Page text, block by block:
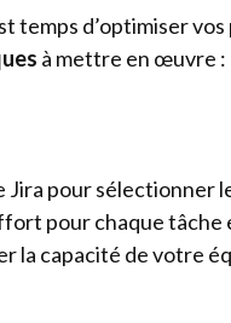
temps d’optimiser
à mettre en œuvre :
pour sélectionner
pour chaque tâche
la capacité de votre